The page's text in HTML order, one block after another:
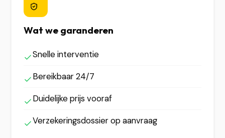
Wat we garanderen
Snelle interventie
Bereikbaar 24/7
Duidelijke prijs vooraf
Verzekeringsdossier op aanvraag